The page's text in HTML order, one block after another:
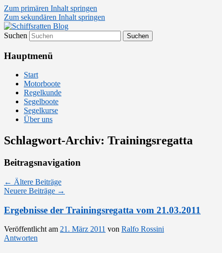
Zum primären Inhalt springen
Zum sekundären Inhalt springen
Schiffsratten Blog
Segelsport in Second Life
Suchen
Hauptmenü
Start
Motorboote
Regelkunde
Segelboote
Segelkurse
Über uns
Schlagwort-Archiv: Trainingsregatta
Beitragsnavigation
← Ältere Beiträge
Neuere Beiträge →
Ergebnisse der Trainingsregatta vom 21.03.2011
Veröffentlicht am 21. März 2011 von Ralfo Rossini
Antworten